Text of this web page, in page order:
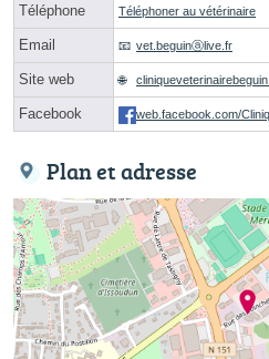
Téléphone Téléphoner au vétérinaire
Email vet.beguinⓐlive.fr
Site web
Facebook web.facebook.com/
Plan et adresse